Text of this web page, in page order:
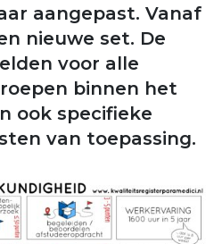
aangepast. Vanaf
nieuwe set. De
voor alle
binnen het
ook specifieke
van toepassing.